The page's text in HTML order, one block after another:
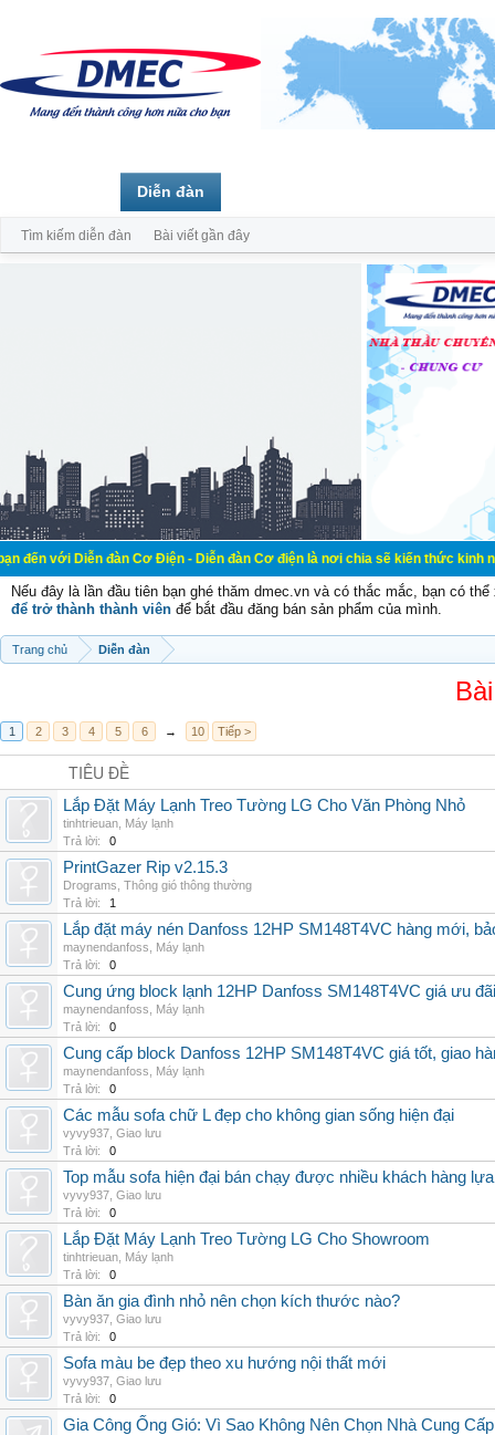
đàn Cơ Điện - Diễn đàn Cơ điện là nơi chia sẽ kiến thức kinh nghiệm
Nếu đây là lần đầu tiên bạn ghé thăm dmec.vn và có thắc mắc, bạn có
để trở thành thành viên để bắt đầu đăng bán sản phẩm của mình.
Trang chủ Diễn đàn
1 2 3 4 5 6 → 10 Tiếp >
TIÊU ĐỀ
Lắp Đặt Máy Lạnh Treo Tường LG Cho Văn Phòng Nhỏ
tinhtrieuan Máy lạnh
Trả lời:
0
PrintGazer Rip v2.15.3
Drograms Thông gió thông thường
Trả lời:
1
Lắp đặt máy nén Danfoss 12HP SM148T4VC hàng mới,
maynendanfoss
Máy lạnh
Trả lời:
0
Cung ứng block lạnh 12HP Danfoss SM148T4VC giá ưu
maynendanfoss
Máy lạnh
Trả lời:
0
Cung cấp block Danfoss 12HP SM148T4VC giá tốt, giao
maynendanfoss
Máy lạnh
Trả lời:
0
Các mẫu sofa chữ L đẹp cho không gian sống hiện đại
vyvy937 Giao lưu
Trả lời:
0
Top mẫu sofa hiện đại bán chạy được nhiều khách hàng
vyvy937 Giao lưu
Trả lời:
0
Lắp Đặt Máy Lạnh Treo Tường LG Cho Showroom
tinhtrieuan Máy lạnh
Trả lời:
0
Bàn ăn gia đình nhỏ nên chọn kích thước nào?
vyvy937 Giao lưu
Trả lời:
0
Sofa màu be đẹp theo xu hướng nội thất mới
vyvy937 Giao lưu
Trả lời:
0
Gia Công Ống Gió: Vì Sao Không Nên Chọn Nhà Cung
Diễn đàn
Tìm kiếm diễn đàn Bài viết gần đây